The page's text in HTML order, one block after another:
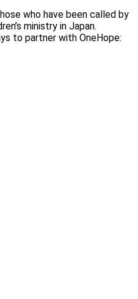
who have been called by
ministry in Japan.
to partner with OneHope: